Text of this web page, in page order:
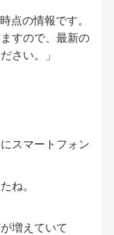
点の情報です。
すので、最新の
さい。」
スマートフォン
ね。
増えていて